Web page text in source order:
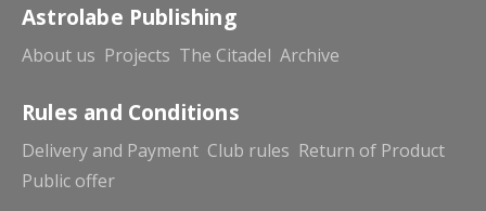
Astrolabe Publishing
About us Projects The Citadel Archive
Rules and Conditions
Delivery and Payment Club rules Return of Product
Public offer